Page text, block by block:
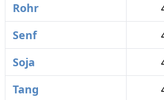
Rohr
Senf
Soja
Tang